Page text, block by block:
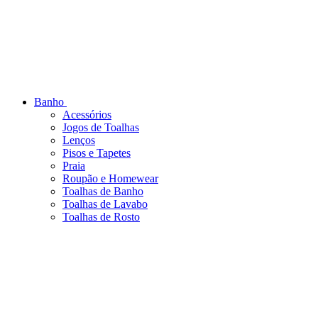
Banho
Acessórios
Jogos de Toalhas
Lenços
Pisos e Tapetes
Praia
Roupão e Homewear
Toalhas de Banho
Toalhas de Lavabo
Toalhas de Rosto